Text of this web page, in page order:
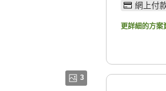
3
網上付
更詳細的方案